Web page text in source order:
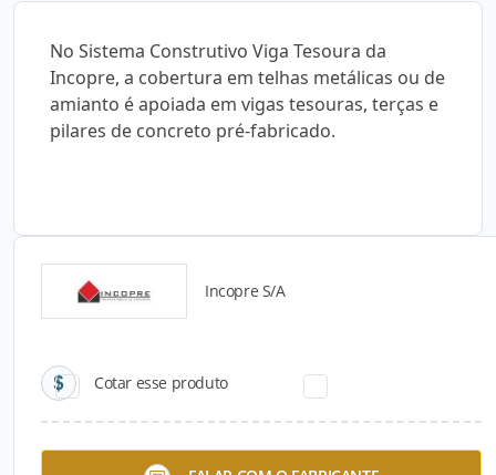
No Sistema Construtivo Viga Tesoura da
Incopre, a cobertura em telhas metálicas ou de
amianto é apoiada em vigas tesouras, terças e
pilares de concreto pré-fabricado.
Incopre S/A
Cotar esse produto
Catálogos para Download